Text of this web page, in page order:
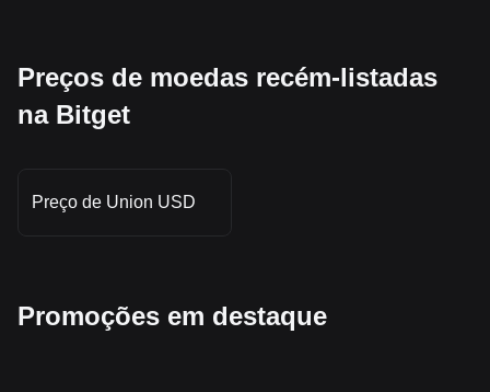
Preços de moedas recém-listadas
na Bitget
Preço de Union USD
Promoções em destaque